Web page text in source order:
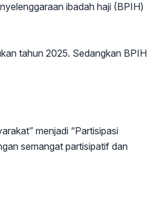
ibadah haji (BPIH)
tahun 2025. Sedangkan BPIH
menjadi “Partisipasi
semangat partisipatif dan